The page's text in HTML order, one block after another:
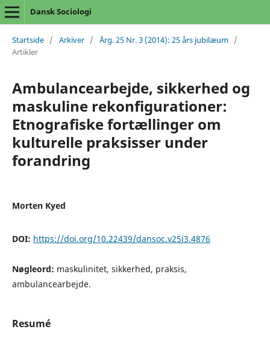
Dansk Sociologi
Startside / Arkiver / Årg. 25 Nr. 3 (2014): 25 års jubilæum /
Artikler
Ambulancearbejde, sikkerhed og
maskuline rekonfigurationer:
Etnografiske fortællinger om
kulturelle praksisser under
forandring
Morten Kyed
DOI: https://doi.org/10.22439/dansoc.v25i3.4876
Nøgleord: maskulinitet, sikkerhed, praksis,
ambulancearbejde.
Resumé